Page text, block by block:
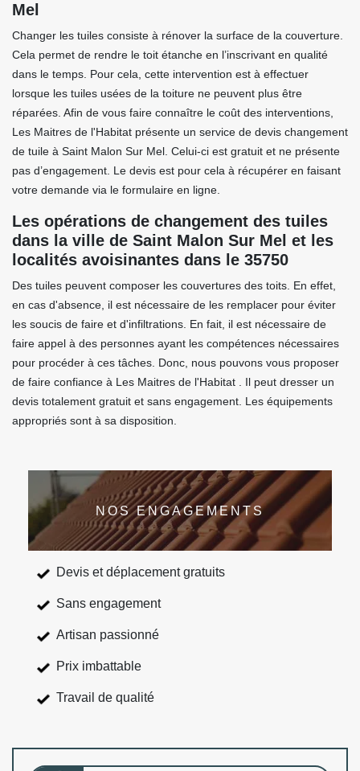
Mel
Changer les tuiles consiste à rénover la surface de la couverture.
Cela permet de rendre le toit étanche en l’inscrivant en qualité
dans le temps. Pour cela, cette intervention est à effectuer
lorsque les tuiles usées de la toiture ne peuvent plus être
réparées. Afin de vous faire connaître le coût des interventions,
Les Maitres de l'Habitat présente un service de devis changement
de tuile à Saint Malon Sur Mel. Celui-ci est gratuit et ne présente
pas d’engagement. Le devis est pour cela à récupérer en faisant
votre demande via le formulaire en ligne.
Les opérations de changement des tuiles
dans la ville de Saint Malon Sur Mel et les
localités avoisinantes dans le 35750
Des tuiles peuvent composer les couvertures des toits. En effet,
en cas d'absence, il est nécessaire de les remplacer pour éviter
les soucis de faire et d'infiltrations. En fait, il est nécessaire de
faire appel à des personnes ayant les compétences nécessaires
pour procéder à ces tâches. Donc, nous pouvons vous proposer
de faire confiance à Les Maitres de l'Habitat . Il peut dresser un
devis totalement gratuit et sans engagement. Les équipements
appropriés sont à sa disposition.
NOS ENGAGEMENTS
Devis et déplacement gratuits
Sans engagement
Artisan passionné
Prix imbattable
Travail de qualité